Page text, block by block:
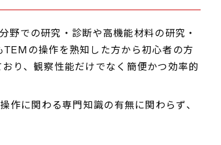
での研究・診断や高機能材料の研究・
の操作を熟知した方から初心者の方
り、観察性能だけでなく簡便かつ効率的
に関わる専門知識の有無に関わらず、